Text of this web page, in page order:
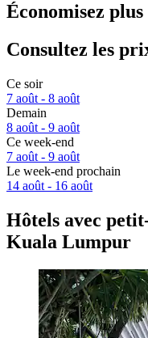
Économisez
Consultez les
Ce soir
7 août - 8 août
Demain
8 août - 9 août
Ce week-end
7 août - 9 août
Le week-end prochain
14 août - 16 août
Hôtels avec
Kuala Lumpur